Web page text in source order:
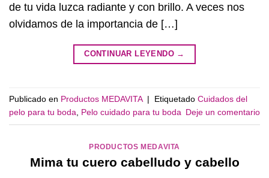
de tu vida luzca radiante y con brillo. A veces nos
olvidamos de la importancia de […]
CONTINUAR LEYENDO →
Publicado en Productos MEDAVITA | Etiquetado Cuidados del
pelo para tu boda, Pelo cuidado para tu boda Deje un comentario
PRODUCTOS MEDAVITA
Mima tu cuero cabelludo y cabello